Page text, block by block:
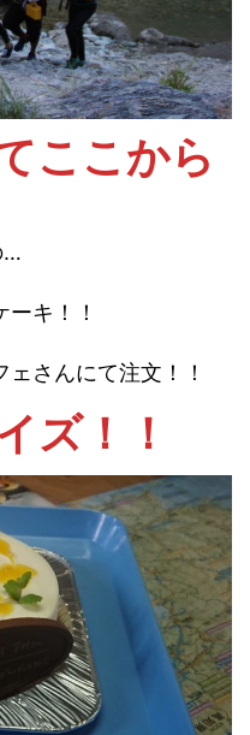
ここから
…
キ！！
さんにて注文！！
ズ！！